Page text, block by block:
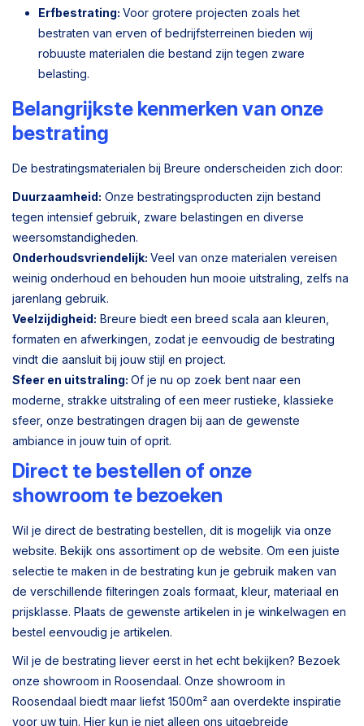
Erfbestrating: Voor grotere projecten zoals het
bestraten van erven of bedrijfsterreinen bieden wij
robuuste materialen die bestand zijn tegen zware
belasting.
Belangrijkste kenmerken van onze
bestrating
De bestratingsmaterialen bij Breure onderscheiden zich door:
Duurzaamheid: Onze bestratingsproducten zijn bestand
tegen intensief gebruik, zware belastingen en diverse
weersomstandigheden.
Onderhoudsvriendelijk: Veel van onze materialen vereisen
weinig onderhoud en behouden hun mooie uitstraling, zelfs na
jarenlang gebruik.
Veelzijdigheid: Breure biedt een breed scala aan kleuren,
formaten en afwerkingen, zodat je eenvoudig de bestrating
vindt die aansluit bij jouw stijl en project.
Sfeer en uitstraling: Of je nu op zoek bent naar een
moderne, strakke uitstraling of een meer rustieke, klassieke
sfeer, onze bestratingen dragen bij aan de gewenste
ambiance in jouw tuin of oprit.
Direct te bestellen of onze
showroom te bezoeken
Wil je direct de bestrating bestellen, dit is mogelijk via onze
website. Bekijk ons assortiment op de website. Om een juiste
selectie te maken in de bestrating kun je gebruik maken van
de verschillende filteringen zoals formaat, kleur, materiaal en
prijsklasse. Plaats de gewenste artikelen in je winkelwagen en
bestel eenvoudig je artikelen.
Wil je de bestrating liever eerst in het echt bekijken? Bezoek
onze showroom in Roosendaal. Onze showroom in
Roosendaal biedt maar liefst 1500m² aan overdekte inspiratie
voor uw tuin. Hier kun je niet alleen ons uitgebreide